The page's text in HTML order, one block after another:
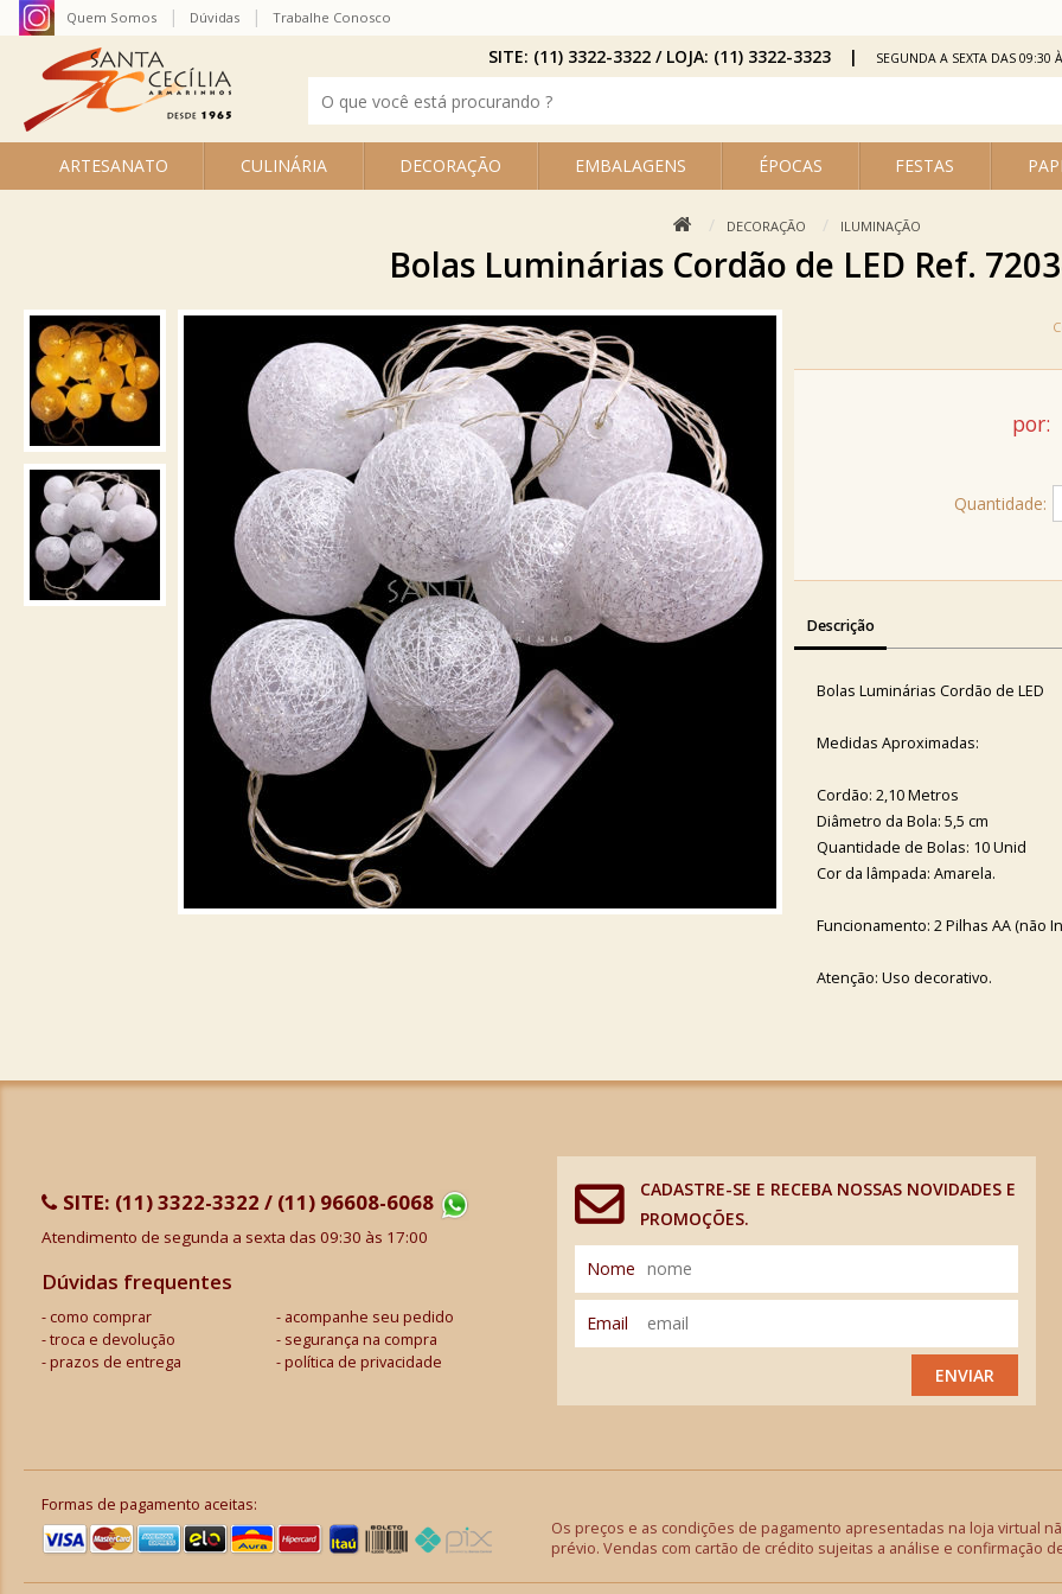
ARTESANATO CULINÁRIA DECORAÇÃO EMBALAGENS ÉPOCAS FESTAS
Quem Somos Dúvidas Trabalhe Conosco
SITE: (11) 3322-3322 / LOJA: (11) 3322-3323 SEGUNDA A SEXTA DAS 09:30
DECORAÇÃO ILUMINAÇÃO
Bolas Luminárias Cordão de LED Ref.
por:
Quantidade:
Descrição
Bolas Luminárias Cordão de LED
Medidas Aproximadas:
Cordão: 2,10 Metros
Diâmetro da Bola: 5,5 cm
Quantidade de Bolas: 10 Unid
Cor da lâmpada: Amarela.
Funcionamento: 2 Pilhas AA (não
Atenção: Uso decorativo.
SITE: (11) 3322-3322 / (11) 96608-6068
Atendimento de segunda a sexta das 09:30 às 17:00
Dúvidas frequentes
como comprar
acompanhe seu pedido
troca e devolução
segurança na compra
prazos de entrega
política de privacidade
CADASTRE-SE E RECEBA NOSSAS NOVIDADES E
PROMOÇÕES.
Nome
Email
ENVIAR
Formas de pagamento aceitas:
Os preços e as condições de pagamento apresentadas na loja virtual
prévio. Vendas com cartão de crédito sujeitas a análise e confirmação